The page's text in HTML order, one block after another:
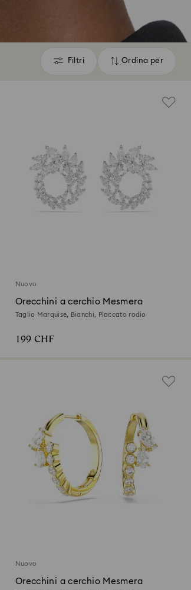
Filtri
Filtri Ordina per
Ordina
Nuovo
Orecchini a cerchio Mesmera
Taglio Marquise, Bianchi, Placcato rodio
199 CHF
Nuovo
Orecchini a cerchio Mesmera